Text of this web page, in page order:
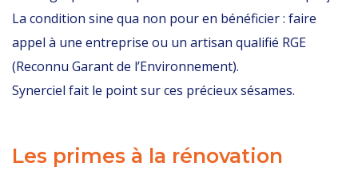
La condition sine qua non pour en bénéficier : faire
appel à une entreprise ou un artisan qualifié RGE
(Reconnu Garant de l’Environnement).
Synerciel fait le point sur ces précieux sésames.
Les primes à la rénovation